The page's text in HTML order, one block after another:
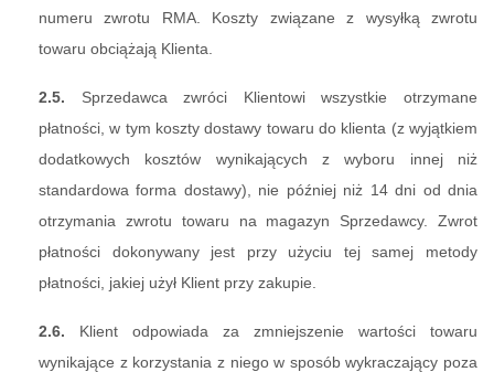
numeru zwrotu RMA. Koszty związane z wysyłką zwrotu
towaru obciążają Klienta.
2.5. Sprzedawca zwróci Klientowi wszystkie otrzymane
płatności, w tym koszty dostawy towaru do klienta (z wyjątkiem
dodatkowych kosztów wynikających z wyboru innej niż
standardowa forma dostawy), nie później niż 14 dni od dnia
otrzymania zwrotu towaru na magazyn Sprzedawcy. Zwrot
płatności dokonywany jest przy użyciu tej samej metody
płatności, jakiej użył Klient przy zakupie.
2.6. Klient odpowiada za zmniejszenie wartości towaru
wynikające z korzystania z niego w sposób wykraczający poza